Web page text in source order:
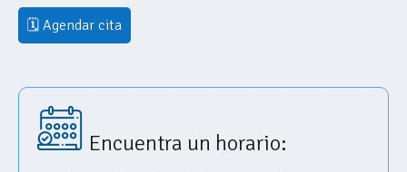
🗓 Agendar cita
Encuentra un horario: